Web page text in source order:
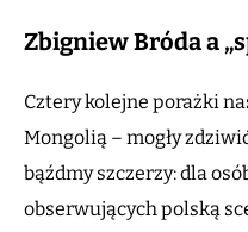
Zbigniew Bróda a
Cztery kolejne porażki
Mongolią – mogły
bąźdmy szczerzy: dla
obserwujących polską